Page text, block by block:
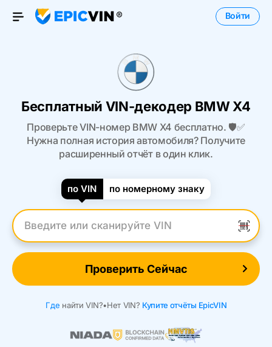
Open Menu
Войти
Бесплатный VIN-декодер BMW X4
Проверьте VIN-номер BMW X4 бесплатно. 🛡️✅
Нужна полная история автомобиля? Получите
расширенный отчёт в один клик.
по VIN по номерному знаку
Введите VIN
Проверить Сейчас
Где найти VIN?•Нет VIN? Купите отчёты EpicVIN